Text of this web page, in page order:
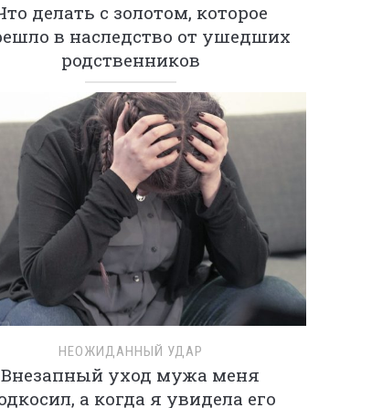
делать с золотом, которое
в наследство от ушедших
родственников
НЕОЖИДАННЫЙ УДАР
Внезапный уход мужа меня
а когда я увидела его